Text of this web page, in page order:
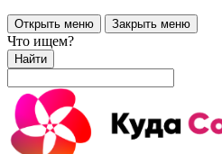
Открыть меню Закрыть меню
Что ищем?
Найти